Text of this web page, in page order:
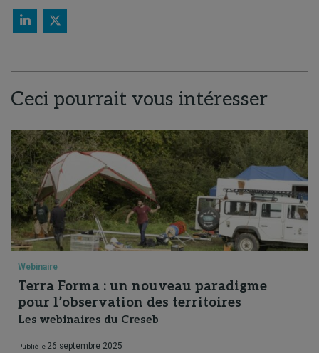
Ceci pourrait vous intéresser
Webinaire
Terra Forma : un nouveau paradigme
pour l’observation des territoires
Les webinaires du Creseb
Publié le 26 septembre 2025